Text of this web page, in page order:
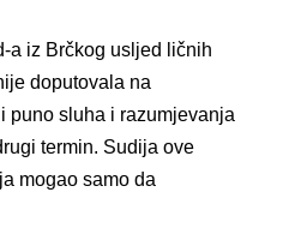
a iz Brčkog usljed ličnih
doputovala na
sluha i razumjevanja
termin. Sudija ove
mogao samo da